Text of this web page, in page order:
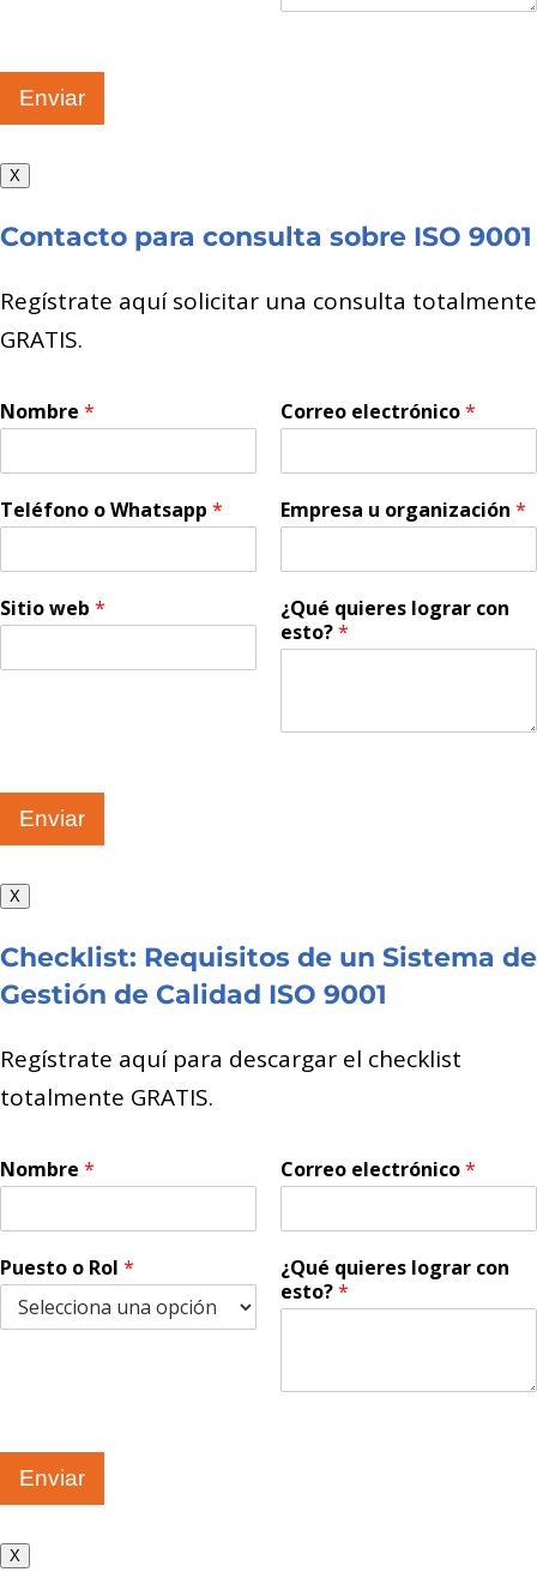
Enviar
X
Contacto para consulta sobre ISO 9001
Regístrate aquí solicitar una consulta totalmente
GRATIS.
Nombre * Correo electrónico*
Teléfono o Whatsapp * Empresa u organización *
Sitio web *
¿Qué quieres lograr con
esto?*
Enviar
X
Checklist: Requisitos de un Sistema de
Gestión de Calidad ISO 9001
Regístrate aquí para descargar el checklist
totalmente GRATIS.
Nombre * Correo electrónico*
Puesto o Rol *
¿Qué quieres lograr con
esto?*
Enviar
X